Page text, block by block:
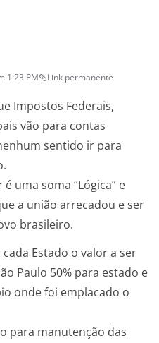
1:23 PM Link permanente
Impostos Federais,
vão para contas
sentido ir para
uma soma “Lógica” e
a união arrecadou e ser
brasileiro.
Estado o valor a ser
Paulo 50% para estado e
onde foi emplacado o
para manutenção das